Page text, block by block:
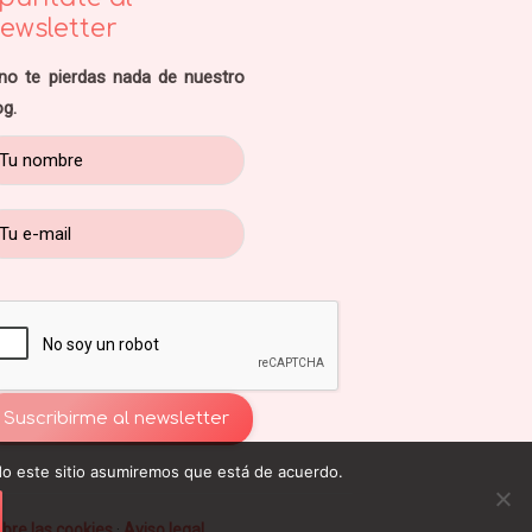
te pierdas nada de nuestro
este sitio asumiremos que está de acuerdo.